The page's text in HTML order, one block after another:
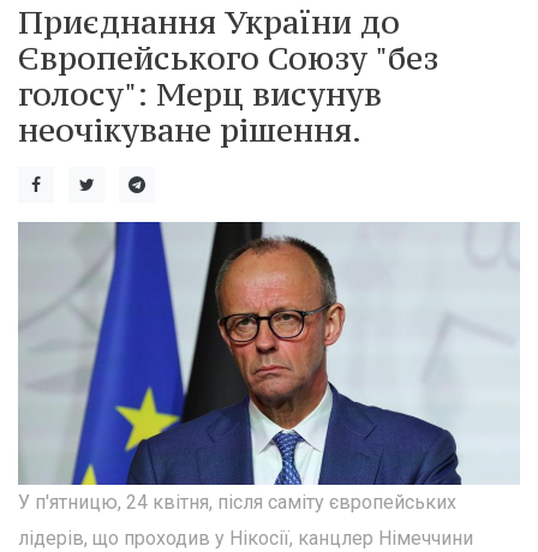
Приєднання України до
Європейського Союзу "без
голосу": Мерц висунув
неочікуване рішення.
У п'ятницю, 24 квітня, після саміту європейських
лідерів, що проходив у Нікосії, канцлер Німеччини